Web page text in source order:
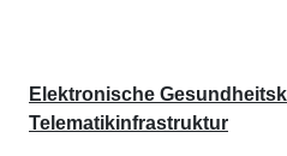
Elektronische
Telematikinfrastruktur